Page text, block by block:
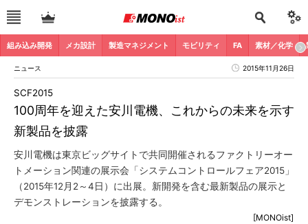
組み込み開発 メカ設計 製造マネジメント モビリティ FA 素材／化学
ニュース 2015年11月26日
100周年を迎えた安川電機、これからの未来を示す
新製品を披露
SCF2015
安川電機は東京ビッグサイトで共同開催されるファクトリーオー
トメーション関連の展示会「システムコントロールフェア2015」
（2015年12月2～4日）に出展。新開発を含む最新製品の展示と
デモンストレーションを披露する。
[MONOist]